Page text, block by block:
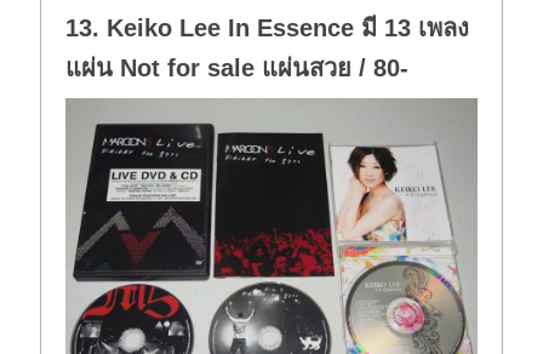
13. Keiko Lee In Essence มี 13 เพลง
แผ่น Not for sale แผ่นสวย / 80-